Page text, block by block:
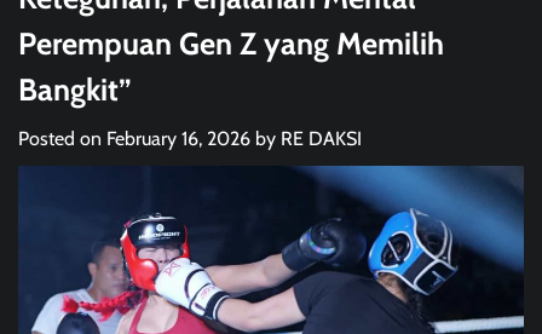
Perempuan Gen Z yang Memilih
Bangkit”
Posted on February 16, 2026 by RE DAKSI